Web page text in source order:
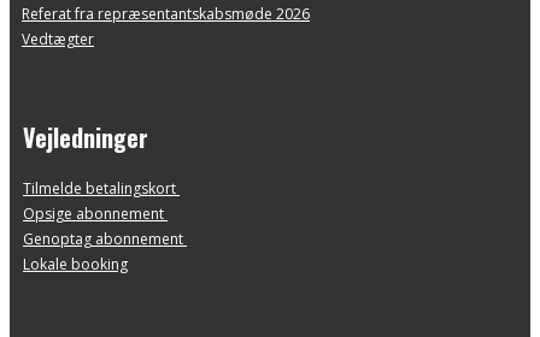
Referat fra repræsentantskabsmøde 2026
Vedtægter
Vejledninger
Tilmelde betalingskort
Opsige abonnement
Genoptag abonnement
Lokale booking